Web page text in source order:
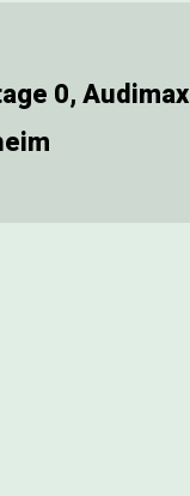
0, Audimax